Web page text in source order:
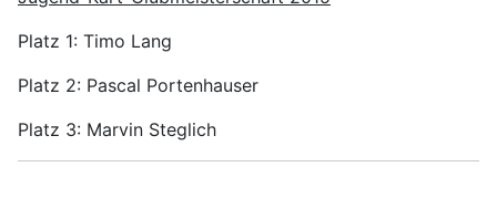
Platz 1: Timo Lang
Platz 2: Pascal Portenhauser
Platz 3: Marvin Steglich